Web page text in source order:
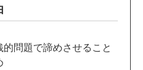
問題で諦めさせること